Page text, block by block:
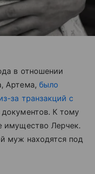
в отношении
Артема, было
за транзакций с
К тому
имущество Лерчек.
муж находятся под